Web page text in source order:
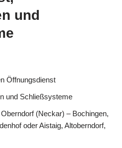
und
Öffnungsdienst
und Schließsysteme
(Neckar) – Bochingen,
oder Aistaig, Altoberndorf,